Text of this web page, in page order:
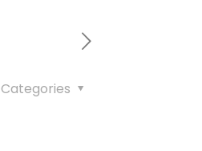
Categories